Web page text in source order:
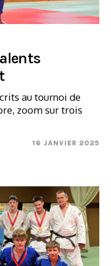
au tournoi de
zoom sur trois
16 JANVIER 2025